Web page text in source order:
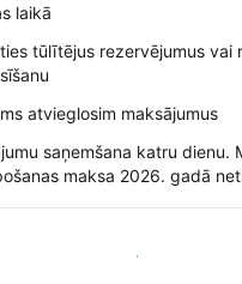
laikā
tūlītējus rezervējumus vai
atvieglosim maksājumus
saņemšana katru dienu.
maksa 2026. gadā
Sāciet tūlīt!